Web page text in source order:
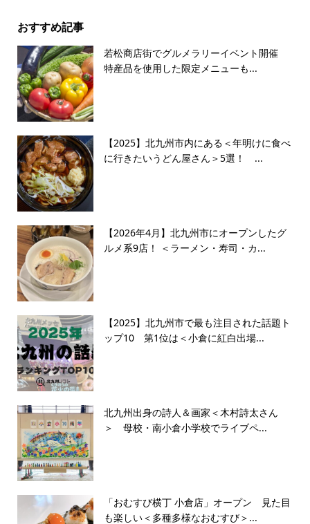
おすすめ記事
若松商店街でグルメラリーイベント開催
特産品を使用した限定メニューも...
【2025】北九州市内にある＜年明けに食べ
に行きたいうどん屋さん＞5選！ ...
【2026年4月】北九州市にオープンしたグ
ルメ系9店！ ＜ラーメン・寿司・カ...
【2025】北九州市で最も注目された話題ト
ップ10 第1位は＜小倉に紅白出場...
北九州出身の詩人＆画家＜木村詩太さん
＞ 母校・南小倉小学校でライブペ...
「おむすび横丁 小倉店」オープン 見た目
も楽しい＜多種多様なおむすび＞...